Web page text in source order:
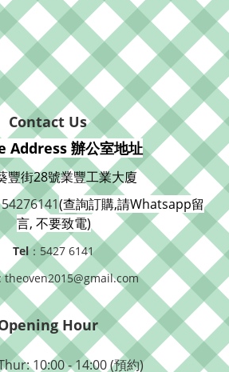
Contact Us
Address 辦公室地址
豐街28號業豐工業大廈
54276141(查詢訂購,請Whatsapp留
言, 不要致電)
Tel：5427 6141
theoven2015@gmail.com
Hour
10:00 - 14:00 (預約)